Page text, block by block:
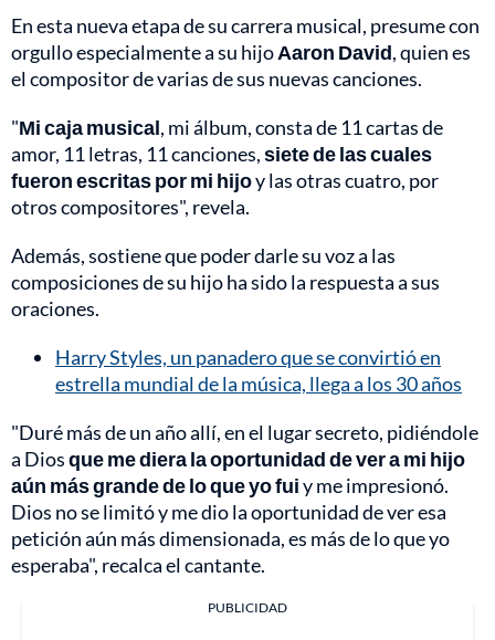
En esta nueva etapa de su carrera musical, presume con
orgullo especialmente a su hijoAaron David, quien es
el compositor de varias de sus nuevas canciones.
"Mi caja musical, mi álbum, consta de 11 cartas de
amor, 11 letras, 11 canciones,siete de las cuales
fueron escritas por mi hijoy las otras cuatro, por
otros compositores", revela.
Además, sostiene que poder darle su voz a las
composiciones de su hijo ha sido la respuesta a sus
oraciones.
Harry Styles, un panadero que se convirtió en
estrella mundial de la música, llega a los 30 años
"Duré más de un año allí, en el lugar secreto, pidiéndole
a Diosque me diera la oportunidad de ver a mi hijo
aún más grande de lo que yo fuiy me impresionó.
Dios no se limitó y me dio la oportunidad de ver esa
petición aún más dimensionada, es más de lo que yo
esperaba", recalca el cantante.
PUBLICIDAD